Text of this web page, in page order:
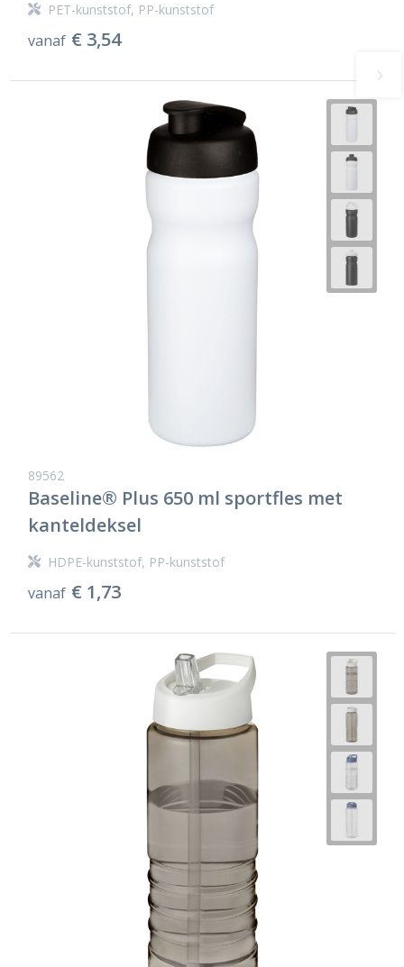
PET-kunststof, PP-kunststof
vanaf € 3,54
89562
Baseline® Plus 650 ml sportfles met
kanteldeksel
HDPE-kunststof, PP-kunststof
vanaf € 1,73